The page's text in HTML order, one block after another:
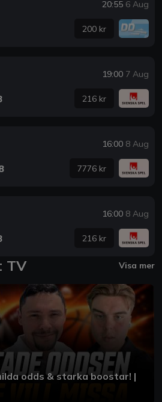
20:55 6 Aug
200 kr
19:00 7 Aug
216 kr
16:00 8 Aug
7776 kr
16:00 8 Aug
216 kr
TV Visa mer
odds & starka boostar! |